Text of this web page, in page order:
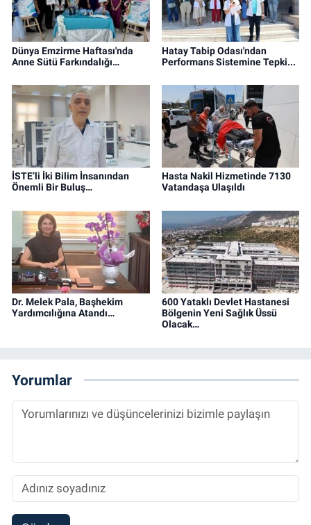
Dünya Emzirme Haftası'nda
Anne Sütü Farkındalığı…
Hatay Tabip Odası'ndan
Performans Sistemine Tepki...
İSTE’li İki Bilim İnsanından
Önemli Bir Buluş…
Hasta Nakil Hizmetinde 7130
Vatandaşa Ulaşıldı
Dr. Melek Pala, Başhekim
Yardımcılığına Atandı…
600 Yataklı Devlet Hastanesi
Bölgenin Yeni Sağlık Üssü
Olacak…
Yorumlar